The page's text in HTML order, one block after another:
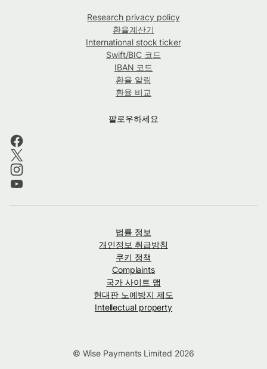
Research privacy policy
환율계산기
International stock ticker
Swift/BIC 코드
IBAN 코드
환율 알림
환율 비교
팔로우하세요
법률 정보
개인정보 취급방침
쿠키 정책
Complaints
국가 사이트 맵
현대판 노예방지 제도
Intellectual property
© Wise Payments Limited 2026